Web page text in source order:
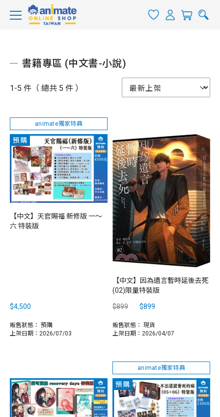
書籍專區 (中文書-小說)
1-5 件（ 總共 5 件 ）
animate獨家特典
【中文】天官賜福 新修版 一～
六 特裝版
$4,500
販售狀態： 預購
上架日期：2026/07/03
【中文】因為遺言暫時延後去死
(02)限量特裝版
$899 $899
販售狀態： 現貨
上架日期：2026/04/07
animate獨家特典